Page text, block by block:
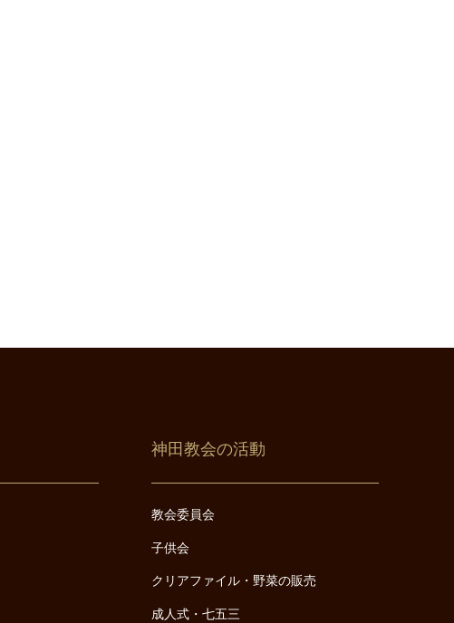
神田教会の活動
教会委員会
子供会
クリアファイル・野菜の販売
成人式・七五三